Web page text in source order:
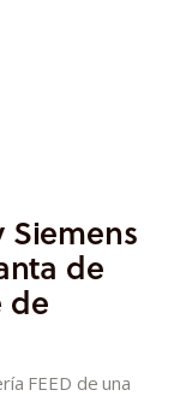
Siemens
de
de
FEED de una